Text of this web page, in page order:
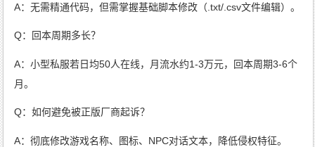
A：无需精通代码，但需掌握基础脚本修改（.txt/.csv文件编辑）。
Q：回本周期多长？
A：小型私服若日均50人在线，月流水约1-3万元，回本周期3-6个
月。
Q：如何避免被正版厂商起诉？
A：彻底修改游戏名称、图标、NPC对话文本，降低侵权特征。